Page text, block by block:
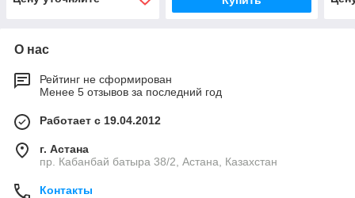
О нас
Рейтинг не сформирован
Менее 5 отзывов за последний год
Работает с 19.04.2012
г. Астана
пр. Кабанбай батыра 38/2, Астана, Казахстан
Контакты